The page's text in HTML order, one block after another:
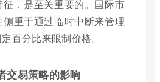
，是至关重要的。国际市
重于通过临时中断来管理
百分比来限制价格。
交易策略的影响